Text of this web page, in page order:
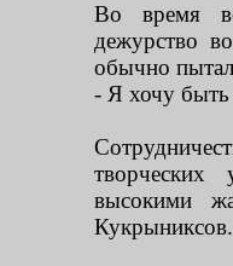
Во время
дежурство
обычно
- Я хочу
высокими
Кукрыниксов.